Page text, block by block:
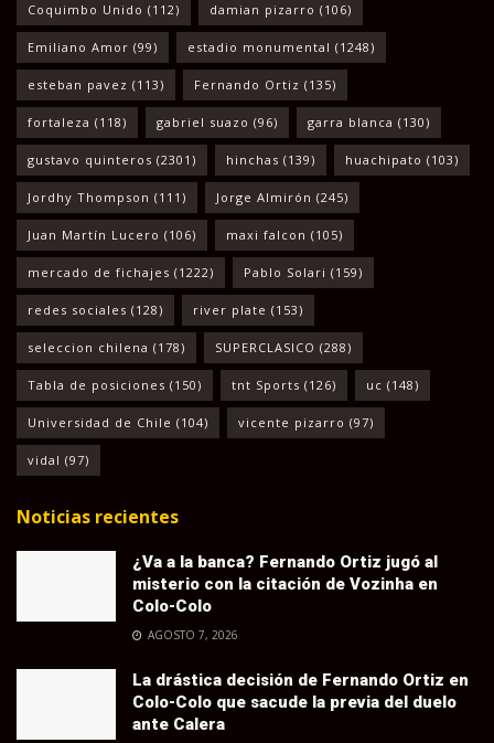
Coquimbo Unido (112) damian pizarro (106)
Emiliano Amor (99) estadio monumental (1248)
esteban pavez (113) Fernando Ortiz (135)
fortaleza (118) gabriel suazo (96) garra blanca (130)
gustavo quinteros (2301) hinchas (139) huachipato (103)
Jordhy Thompson (111) Jorge Almirón (245)
Juan Martín Lucero (106) maxi falcon (105)
mercado de fichajes (1222) Pablo Solari (159)
redes sociales (128) river plate (153)
seleccion chilena (178) SUPERCLASICO (288)
Tabla de posiciones (150) tnt Sports (126) uc (148)
Universidad de Chile (104) vicente pizarro (97)
vidal (97)
Noticias recientes
¿Va a la banca? Fernando Ortiz jugó al
misterio con la citación de Vozinha en
Colo-Colo
AGOSTO 7, 2026
La drástica decisión de Fernando Ortiz en
Colo-Colo que sacude la previa del duelo
ante Calera